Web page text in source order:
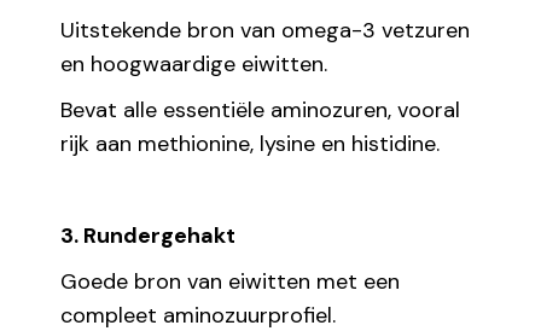
Uitstekende bron van omega-3 vetzuren
en hoogwaardige eiwitten.
Bevat alle essentiële aminozuren, vooral
rijk aan methionine, lysine en histidine.
3. Rundergehakt
Goede bron van eiwitten met een
compleet aminozuurprofiel.